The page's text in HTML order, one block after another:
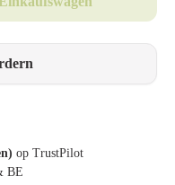
op TrustPilot
BE